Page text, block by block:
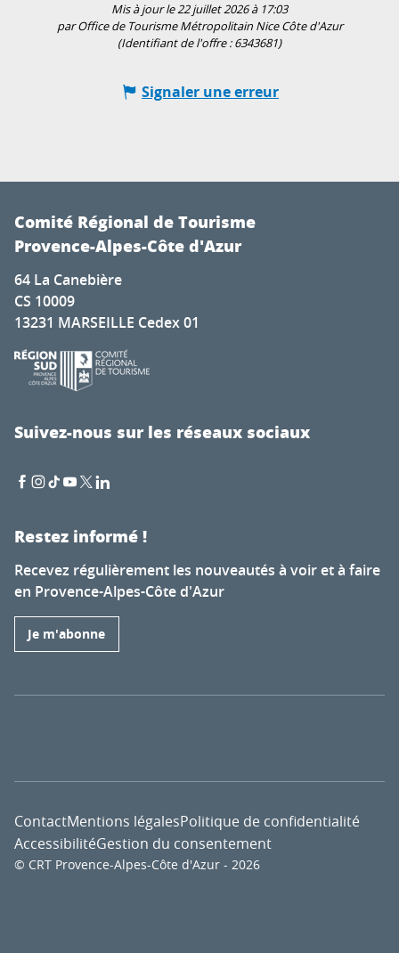
Mis à jour le 22 juillet 2026 à 17:03
par Office de Tourisme Métropolitain Nice Côte d'Azur
(Identifiant de l'offre :6343681)
Signaler une erreur
Comité Régional de Tourisme
Provence-Alpes-Côte d'Azur
64 La Canebière
CS 10009
13231 MARSEILLE Cedex 01
Suivez-nous sur les réseaux sociaux
Restez informé !
Recevez régulièrement les nouveautés à voir et à faire
en Provence-Alpes-Côte d'Azur
Je m'abonne
© CRT Provence-Alpes-Côte d'Azur - 2026
ContactMentions légalesPolitique de confidentialité
AccessibilitéGestion du consentement